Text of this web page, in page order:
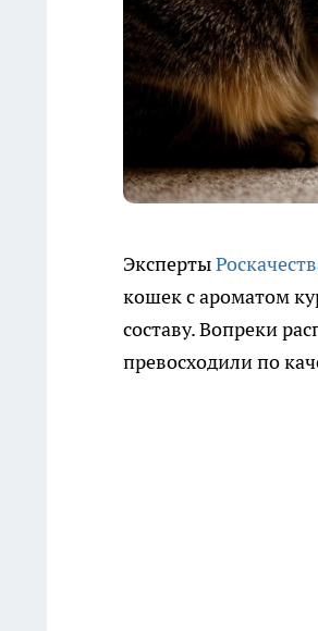
Эксперты
кошек с ароматом
составу. Вопреки
превосходили по